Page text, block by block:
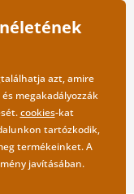
azt, amire
megakadályozzák
cookies-kat
tartózkodik,
termékeinket. A
javításában.